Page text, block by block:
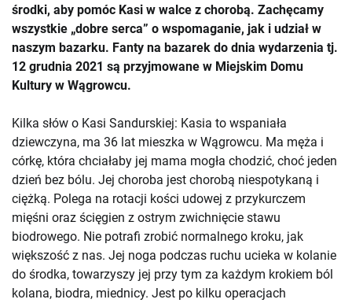
środki, aby pomóc Kasi w walce z chorobą. Zachęcamy
wszystkie „dobre serca” o wspomaganie, jak i udział w
naszym bazarku. Fanty na bazarek do dnia wydarzenia tj.
12 grudnia 2021 są przyjmowane w Miejskim Domu
Kultury w Wągrowcu.
Kilka słów o Kasi Sandurskiej: Kasia to wspaniała
dziewczyna, ma 36 lat mieszka w Wągrowcu. Ma męża i
córkę, która chciałaby jej mama mogła chodzić, choć jeden
dzień bez bólu. Jej choroba jest chorobą niespotykaną i
ciężką. Polega na rotacji kości udowej z przykurczem
mięśni oraz ścięgien z ostrym zwichnięcie stawu
biodrowego. Nie potrafi zrobić normalnego kroku, jak
większość z nas. Jej noga podczas ruchu ucieka w kolanie
do środka, towarzyszy jej przy tym za każdym krokiem ból
kolana, biodra, miednicy. Jest po kilku operacjach